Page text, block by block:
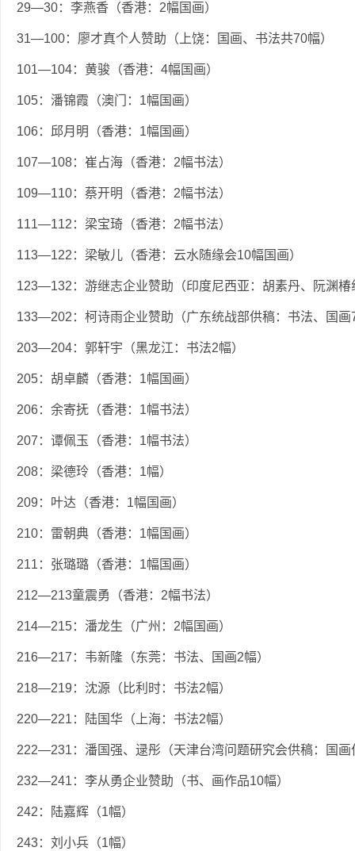
29—30：李燕香（香港：2幅国画）
31—100：廖才真个人赞助（上饶：国画、书法共70幅）
101—104：黄骏（香港：4幅国画）
105：潘锦霞（澳门：1幅国画）
106：邱月明（香港：1幅国画）
107—108：崔占海（香港：2幅书法）
109—110：蔡开明（香港：2幅书法）
111—112：梁宝琦（香港：2幅书法）
113—122：梁敏儿（香港：云水随缘会10幅国画）
123—132：游继志企业赞助（印度尼西亚：胡素丹、阮渊椿
133—202：柯诗雨企业赞助（广东统战部供稿：书法、国画
203—204：郭轩宇（黑龙江：书法2幅）
205：胡卓麟（香港：1幅国画）
206：余寄抚（香港：1幅书法）
207：谭佩玉（香港：1幅书法）
208：梁德玲（香港：1幅）
209：叶达（香港：1幅国画）
210：雷朝典（香港：1幅国画）
211：张璐璐（香港：1幅国画）
212—213童震勇（香港：2幅书法）
214—215：潘龙生（广州：2幅国画）
216—217：韦新隆（东莞：书法、国画2幅）
218—219：沈源（比利时：书法2幅）
220—221：陆国华（上海：书法2幅）
222—231：潘国强、逯彤（天津台湾问题研究会供稿：国画
232—241：李从勇企业赞助（书、画作品10幅）
242：陆嘉辉（1幅）
243：刘小兵（1幅）